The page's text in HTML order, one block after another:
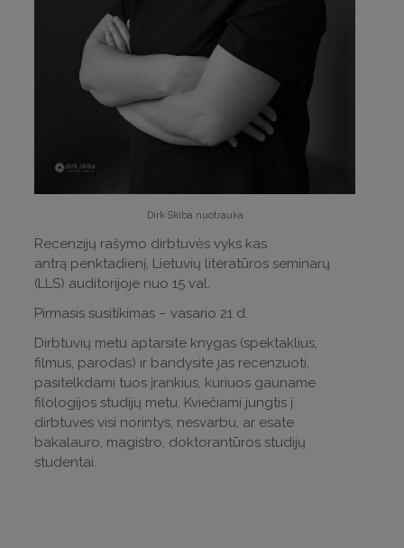
Dirk Skiba nuotrauka
Recenzijų rašymo dirbtuvės vyks kas
antrą penktadienį, Lietuvių literatūros seminarų
(LLS) auditorijoje nuo 15 val.
Pirmasis susitikimas – vasario 21 d.
Dirbtuvių metu aptarsite knygas (spektaklius,
filmus, parodas) ir bandysite jas recenzuoti,
pasitelkdami tuos įrankius, kuriuos gauname
filologijos studijų metu. Kviečiami jungtis į
dirbtuves visi norintys, nesvarbu, ar esate
bakalauro, magistro, doktorantūros studijų
studentai.